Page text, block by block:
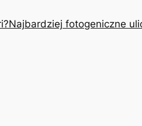
Najbardziej fotogeniczne